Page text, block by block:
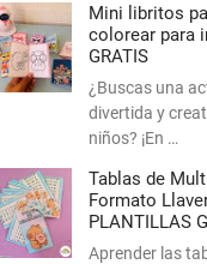
Mini libritos
colorear para
GRATIS
¿Buscas una
divertida y
niños? ¡En …
Tablas de
Formato
PLANTILLAS
Aprender las